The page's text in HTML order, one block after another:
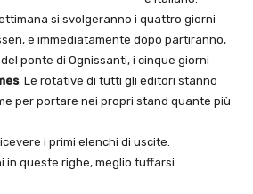
si svolgeranno i quattro giorni
e immediatamente dopo partiranno,
ponte di Ognissanti, i cinque giorni
. Le rotative di tutti gli editori stanno
per portare nei propri stand quante più
i primi elenchi di uscite.
in queste righe, meglio tuffarsi